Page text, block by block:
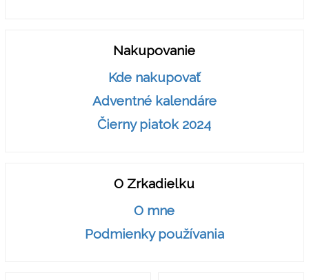
Nakupovanie
Kde nakupovať
Adventné kalendáre
Čierny piatok 2024
O Zrkadielku
O mne
Podmienky používania